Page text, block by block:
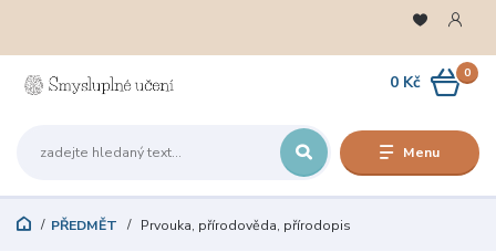
Menu
0
0 Kč
PŘEDMĚT Prvouka, přírodověda, přírodopis